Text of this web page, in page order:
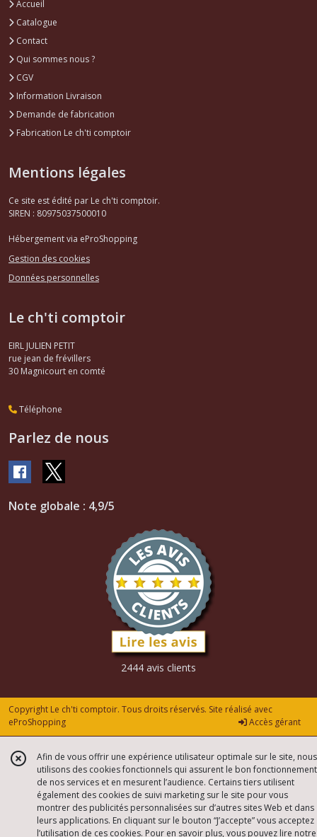
Accueil
Catalogue
Contact
Qui sommes nous ?
CGV
Information Livraison
Demande de fabrication
Fabrication Le ch'ti comptoir
Mentions légales
Ce site est édité par Le ch'ti comptoir.
SIREN : 80975037500010
Hébergement via eProShopping
Gestion des cookies
Données personnelles
Le ch'ti comptoir
EIRL JULIEN PETIT
rue jean de frévillers
30 Magnicourt en comté
Téléphone
Parlez de nous
Note globale : 4,9/5
2444 avis clients
Copyright Le ch'ti comptoir. Tous droits réservés. Site réalisé avec
eProShopping
Accès gérant
Afin de vous offrir une expérience utilisateur optimale sur le site, nous
utilisons des cookies fonctionnels qui assurent le bon fonctionnement
de nos services et en mesurent l’audience. Certains tiers utilisent
également des cookies de suivi marketing sur le site pour vous
montrer des publicités personnalisées sur d’autres sites Web et dans
leurs applications. En cliquant sur le bouton “J’accepte” vous acceptez
l’utilisation de ces cookies. Pour en savoir plus, vous pouvez lire notre